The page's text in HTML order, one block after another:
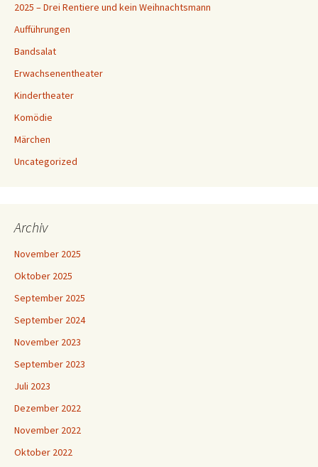
2025 – Drei Rentiere und kein Weihnachtsmann
Aufführungen
Bandsalat
Erwachsenentheater
Kindertheater
Komödie
Märchen
Uncategorized
Archiv
November 2025
Oktober 2025
September 2025
September 2024
November 2023
September 2023
Juli 2023
Dezember 2022
November 2022
Oktober 2022